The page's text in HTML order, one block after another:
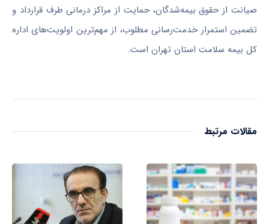
صیانت از حقوق بیمه‌شدگان، حمایت از مراکز درمانی طرف قرارداد و
تضمین استمرار خدمت‌رسانی مطلوب، از مهم‌ترین اولویت‌های اداره
کل بیمه سلامت استان تهران است.
مقالات مرتبط